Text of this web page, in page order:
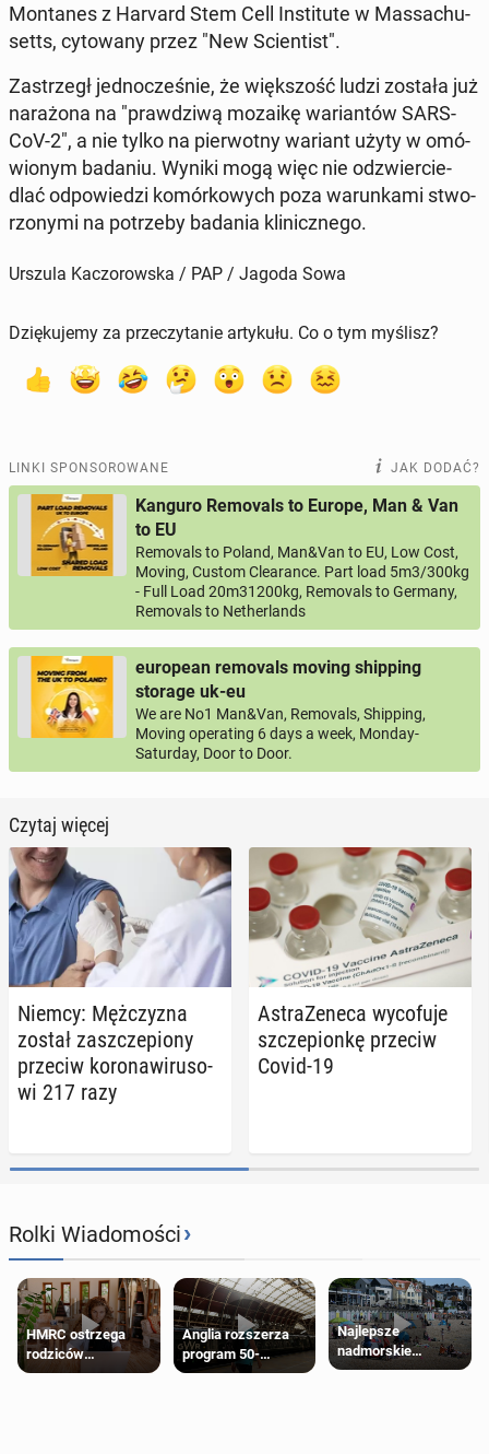
Mon­ta­nes z Harvard Stem Cell In­sti­tu­te w Mas­sa­chu­
setts, cy­to­wa­ny przez "New Scien­tist".
Za­strzegł jed­no­cze­śnie, że więk­szość ludzi została już
na­ra­żo­na na "praw­dzi­wą mozaikę wa­rian­tów SARS-
CoV-2", a nie tylko na pier­wot­ny wariant użyty w omó­
wio­nym badaniu. Wyniki mogą więc nie od­zwier­cie­
dlać od­po­wie­dzi ko­mór­ko­wych poza wa­run­ka­mi stwo­
rzo­ny­mi na po­trze­by badania kli­nicz­ne­go.
Urszula Kaczorowska / PAP / Jagoda Sowa
Dziękujemy za przeczytanie artykułu. Co o tym myślisz?
LINKI SPONSOROWANE JAK DODAĆ?
Kanguro Removals to Europe, Man & Van
to EU
Removals to Poland, Man&Van to EU, Low Cost,
Moving, Custom Clearance. Part load 5m3/300kg
- Full Load 20m31200kg, Removals to Germany,
Removals to Netherlands
european removals moving shipping
storage uk-eu
We are No1 Man&Van, Removals, Shipping,
Moving operating 6 days a week, Monday-
Saturday, Door to Door.
Czytaj więcej
Niemcy: Męż­czy­zna
został za­szcze­pio­ny
przeciw ko­ro­na­wi­ru­so­
wi 217 razy
Astra­Ze­ne­ca wy­co­fu­je
szcze­pion­kę przeciw
Covid-19
Rolki Wiadomości›
HMRC ostrzega
rodziców
pobierających Child
Anglia rozszerza
program 50-
procentowych
Najlepsze
nadmorskie
miasteczko blisko